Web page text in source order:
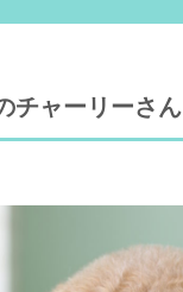
チャーリーさん